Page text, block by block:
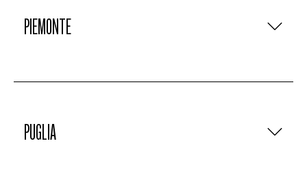
PIEMONTE
PUGLIA